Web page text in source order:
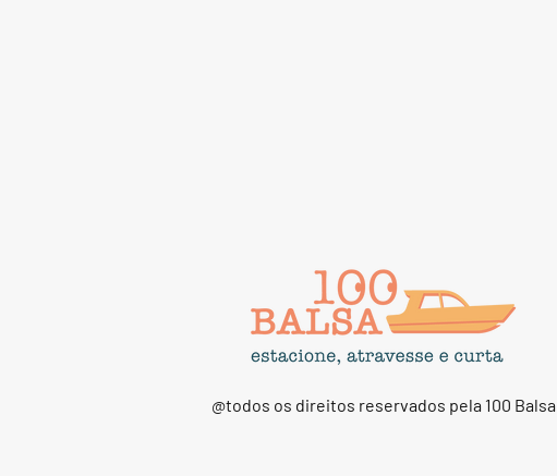
@todos os direitos reservados pela 100 Balsa